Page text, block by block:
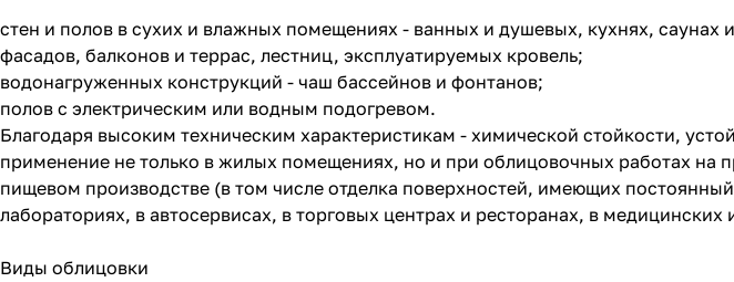
стен и полов в сухих и влажных помещениях - ванных и душевых, кухнях, саунах
фасадов, балконов и террас, лестниц, эксплуатируемых кровель;
водонагруженных конструкций - чаш бассейнов и фонтанов;
полов с электрическим или водным подогревом.
Благодаря высоким техническим характеристикам - химической стойкости,
применение не только в жилых помещениях, но и при облицовочных работах
пищевом производстве (в том числе отделка поверхностей, имеющих
лабораториях, в автосервисах, в торговых центрах и ресторанах, в
Виды облицовки